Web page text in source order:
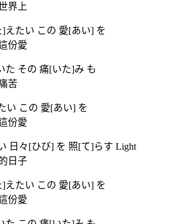
界上
えたい この 愛[あい] を
份愛
た その 痛[いた]み も
苦
い この 愛[あい] を
份愛
日々[ひび] を 照[て]らす Light
日子
えたい この 愛[あい] を
份愛